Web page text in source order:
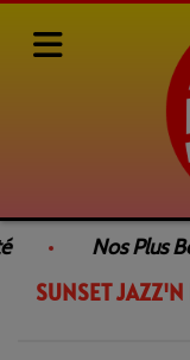
Nos Plus
Rediffusions
SUNSET